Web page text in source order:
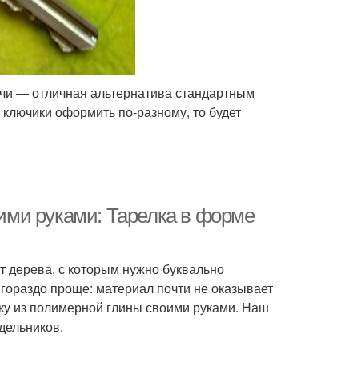
— отличная альтернатива стандартным
оформить по-разному, то будет
руками: Тарелка в форме
дерева, с которым нужно буквально
проще: материал почти не оказывает
из полимерной глины своими руками. Наш